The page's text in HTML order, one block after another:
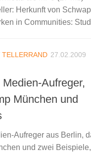
Herkunft von
in Communities:
TELLERRAND 27.02.2009
Aufreger,
München und
Aufreger aus Berlin,
und zwei